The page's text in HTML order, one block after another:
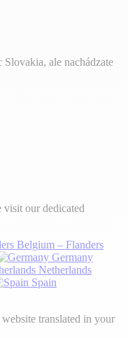
ale nachádzate
visit our dedicated
Belgium – Flanders
Germany
Netherlands
Spain
translated in your